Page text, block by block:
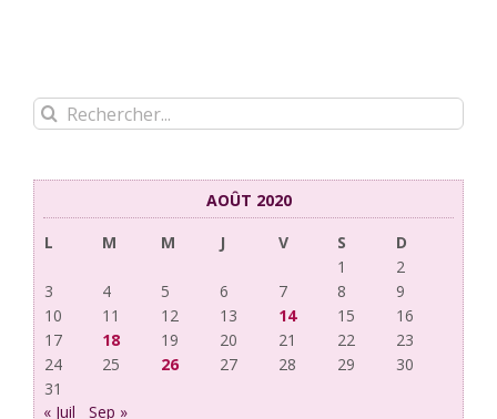
Rechercher:
AOÛT 2020
L
M M J V S
D
1
2
3
4 5 6 7 8
9
10
11 12 13 14 15
16
17
18 19 20 21 22
23
24
25 26 27 28 29
30
31
« Juil
Sep »